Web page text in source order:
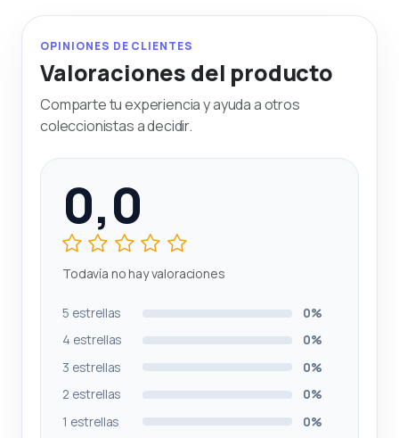
OPINIONES DE CLIENTES
Valoraciones del producto
Comparte tu experiencia y ayuda a otros
coleccionistas a decidir.
0,0
Todavía no hay valoraciones
5 estrellas
0%
4 estrellas
0%
3 estrellas
0%
2 estrellas
0%
1 estrellas
0%